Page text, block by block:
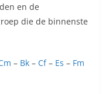
en de
die de binnenste
– Bk – Cf– Es – Fm